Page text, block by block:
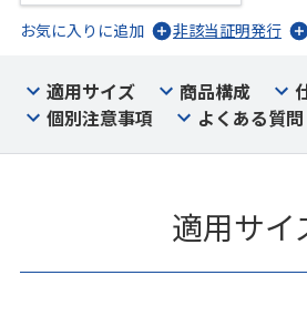
お気に入りに追加
非該当証明発行
適用サイズ 商品構成
個別注意事項
よくある質問
適用サイ